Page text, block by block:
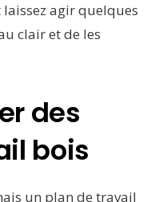
laissez agir quelques
clair et de les
des
bois
un plan de travail